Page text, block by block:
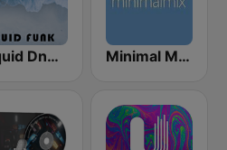
Liquid DnB Station Minimal Mix Radio